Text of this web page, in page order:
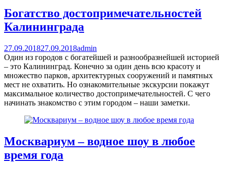
Богатство достопримечательностей
Калининграда
27.09.201827.09.2018admin
Один из городов с богатейшей и разнообразнейшей историей
– это Калининград. Конечно за один день всю красоту и
множество парков, архитектурных сооружений и памятных
мест не охватить. Но ознакомительные экскурсии покажут
максимальное количество достопримечательностей. С чего
начинать знакомство с этим городом – наши заметки.
Москвариум – водное шоу в любое
время года